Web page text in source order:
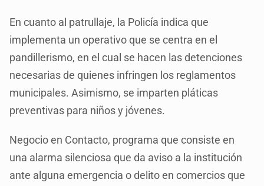
En cuanto al patrullaje, la Policía indica que
implementa un operativo que se centra en el
pandillerismo, en el cual se hacen las detenciones
necesarias de quienes infringen los reglamentos
municipales. Asimismo, se imparten pláticas
preventivas para niños y jóvenes.
Negocio en Contacto, programa que consiste en
una alarma silenciosa que da aviso a la institución
ante alguna emergencia o delito en comercios que